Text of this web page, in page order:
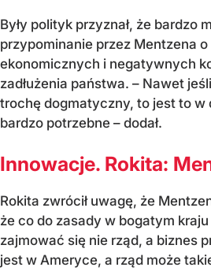
Były polityk przyznał, że bardzo
przypominanie przez Mentzena
ekonomicznych i negatywnych
zadłużenia państwa. – Nawet
trochę dogmatyczny, to jest to w
bardzo potrzebne – dodał.
Innowacje. Rokita:
Rokita zwrócił uwagę, że
że co do zasady w bogatym
zajmować się nie rząd, a biznes
jest w Ameryce, a rząd może